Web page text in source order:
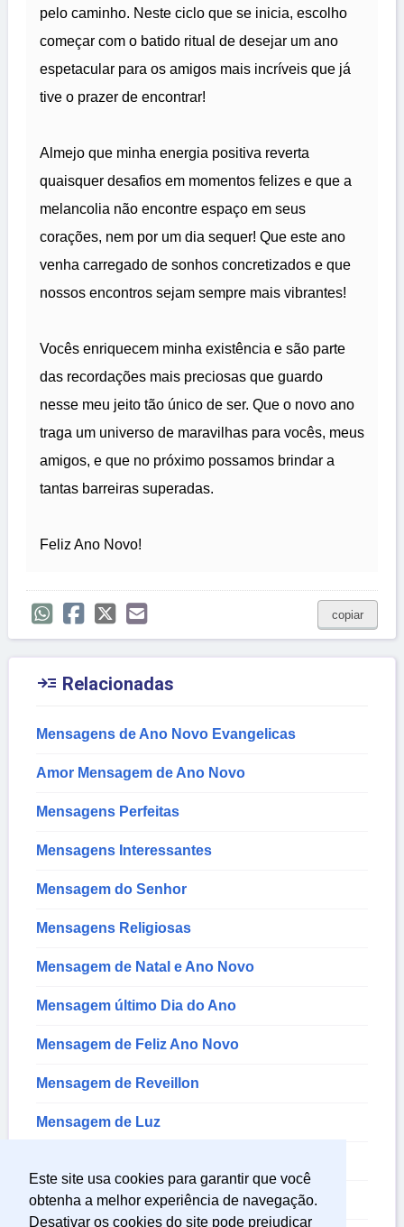
Este site usa cookies para garantir que você
obtenha a melhor experiência de navegação.
Desativar os cookies do site pode prejudicar
pelo caminho. Neste ciclo que se inicia, escolho
começar com o batido ritual de desejar um ano
espetacular para os amigos mais incríveis que já
tive o prazer de encontrar!
Almejo que minha energia positiva reverta
quaisquer desafios em momentos felizes e que a
melancolia não encontre espaço em seus
corações, nem por um dia sequer! Que este ano
venha carregado de sonhos concretizados e que
nossos encontros sejam sempre mais vibrantes!
Vocês enriquecem minha existência e são parte
das recordações mais preciosas que guardo
nesse meu jeito tão único de ser. Que o novo ano
traga um universo de maravilhas para vocês, meus
amigos, e que no próximo possamos brindar a
tantas barreiras superadas.
Feliz Ano Novo!
copiar
 Relacionadas
Mensagens de Ano Novo Evangelicas
Amor Mensagem de Ano Novo
Mensagens Perfeitas
Mensagens Interessantes
Mensagem do Senhor
Mensagens Religiosas
Mensagem de Natal e Ano Novo
Mensagem último Dia do Ano
Mensagem de Feliz Ano Novo
Mensagem de Reveillon
Mensagem de Luz
Mensagem de Oportunidades